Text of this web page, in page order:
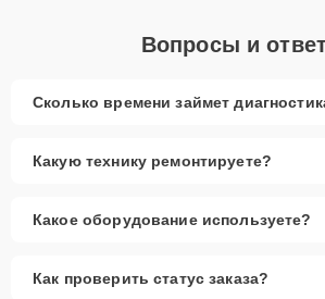
Вопросы и
Сколько времени займет
Какую технику ремонтируете?
Какое оборудование используете?
Как проверить статус заказа?